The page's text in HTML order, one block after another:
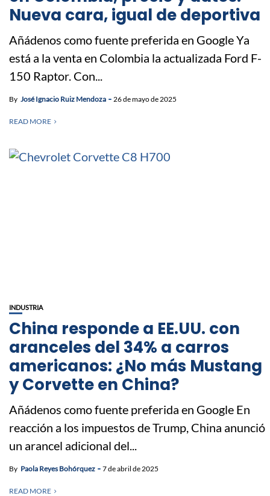
Nueva cara, igual de deportiva
Añádenos como fuente preferida en Google Ya
está a la venta en Colombia la actualizada Ford F-
150 Raptor. Con...
By José Ignacio Ruiz Mendoza 26 de mayo de 2025
READ MORE
INDUSTRIA
China responde a EE.UU. con
aranceles del 34% a carros
americanos: ¿No más Mustang
y Corvette en China?
Añádenos como fuente preferida en Google En
reacción a los impuestos de Trump, China anunció
un arancel adicional del...
By Paola Reyes Bohórquez 7 de abril de 2025
READ MORE